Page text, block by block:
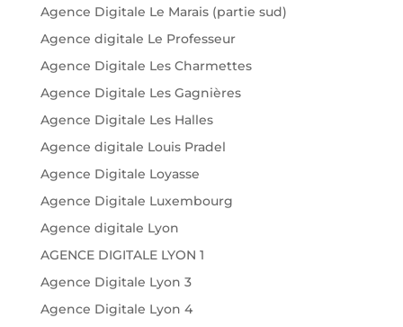
Agence Digitale Le Marais (partie sud)
Agence digitale Le Professeur
Agence Digitale Les Charmettes
Agence Digitale Les Gagnières
Agence Digitale Les Halles
Agence digitale Louis Pradel
Agence Digitale Loyasse
Agence Digitale Luxembourg
Agence digitale Lyon
AGENCE DIGITALE LYON 1
Agence Digitale Lyon 3
Agence Digitale Lyon 4